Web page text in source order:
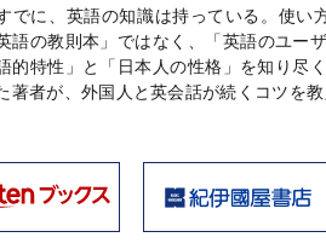
でに、英語の知識は持っている。使
語の教則本」ではなく、「英語のユー
的特性」と「日本人の性格」を知り尽
著者が、外国人と英会話が続くコツを